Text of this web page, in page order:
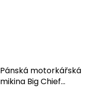
Pánská motorkářská
mikina Big Chief